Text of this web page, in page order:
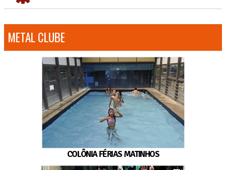
METAL CLUBE
COLÔNIA FÉRIAS MATINHOS